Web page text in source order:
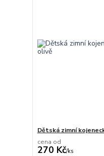
Dětská zimní
cena od
270 Kč/ks